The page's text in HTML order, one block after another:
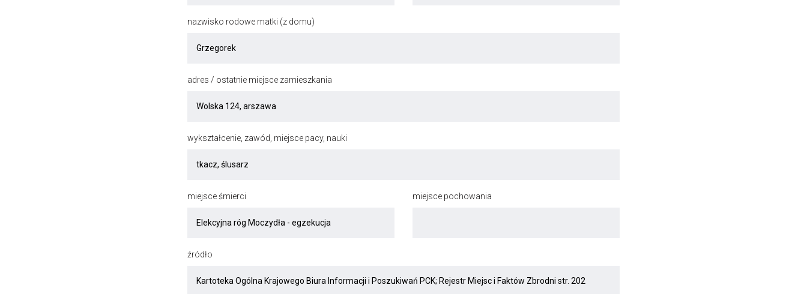
nazwisko rodowe matki (z domu)
adres / ostatnie miejsce zamieszkania
wykształcenie, zawód, miejsce pacy, nauki
miejsce śmierci miejsce pochowania
źródło